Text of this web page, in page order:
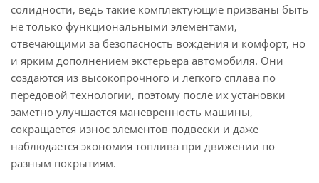
солидности, ведь такие комплектующие призваны быть
не только функциональными элементами,
отвечающими за безопасность вождения и комфорт, но
и ярким дополнением экстерьера автомобиля. Они
создаются из высокопрочного и легкого сплава по
передовой технологии, поэтому после их установки
заметно улучшается маневренность машины,
сокращается износ элементов подвески и даже
наблюдается экономия топлива при движении по
разным покрытиям.